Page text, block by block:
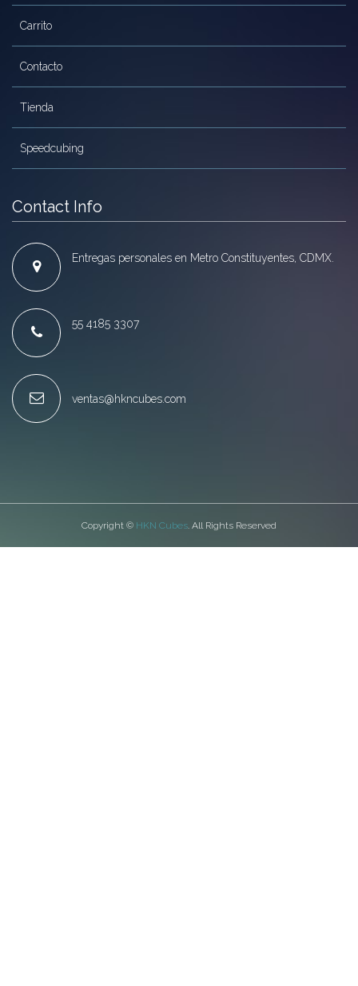
Carrito
Contacto
Tienda
Speedcubing
Contact Info
Entregas personales en Metro Constituyentes, CDMX.
55 4185 3307
ventas@hkncubes.com
Copyright © HKN Cubes . All Rights Reserved